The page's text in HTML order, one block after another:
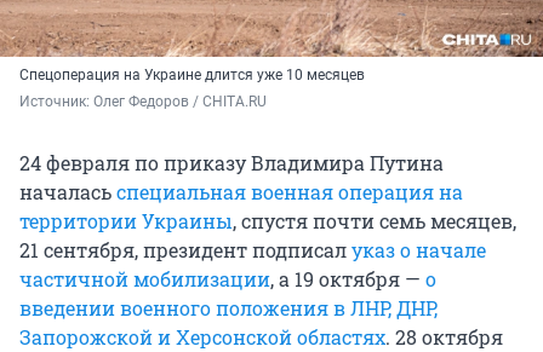
Спецоперация на Украине длится уже 10 месяцев
Источник: Олег Федоров / CHITA.RU
24 февраля по приказу Владимира Путина
началасьспециальная военная операция на
территории Украины, спустя почти семь месяцев,
21 сентября, президент подписалуказ о начале
частичной мобилизации, а 19 октября — о
введении военного положения в ЛНР, ДНР,
Запорожской и Херсонской областях. 28 октября